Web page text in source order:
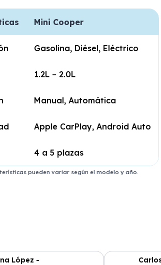
Mini Cooper
Gasolina, Diésel, Eléctrico
1.2L – 2.0L
Manual, Automática
Apple CarPlay, Android Auto
4 a 5 plazas
pueden variar según el modelo y año.
López -